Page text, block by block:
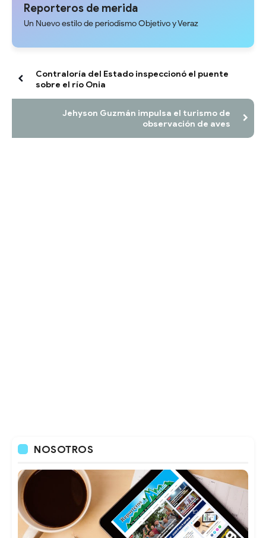
Reporteros de merida
Un Nuevo estilo de periodismo Objetivo y Veraz
Contraloría del Estado inspeccionó el puente
sobre el río Onia
Jehyson Guzmán impulsa el turismo de
observación de aves
NOSOTROS